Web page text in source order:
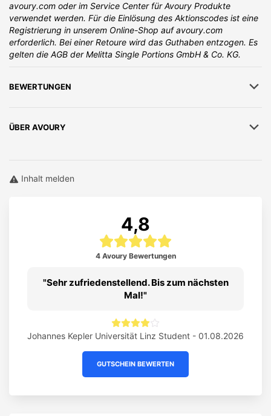
avoury.com oder im Service Center für Avoury Produkte
verwendet werden. Für die Einlösung des Aktionscodes ist eine
Registrierung in unserem Online-Shop auf avoury.com
erforderlich. Bei einer Retoure wird das Guthaben entzogen. Es
gelten die AGB der Melitta Single Portions GmbH & Co. KG.
BEWERTUNGEN
ÜBER AVOURY
Inhalt melden
4,8
4 Avoury Bewertungen
Sehr zufriedenstellend. Bis zum nächsten
Mal!
Johannes Kepler Universität Linz Student - 01.08.2026
GUTSCHEIN BEWERTEN